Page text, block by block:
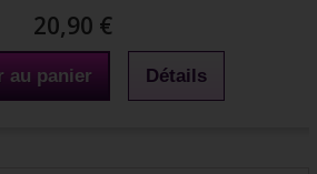
20,90 €
au panier Détails